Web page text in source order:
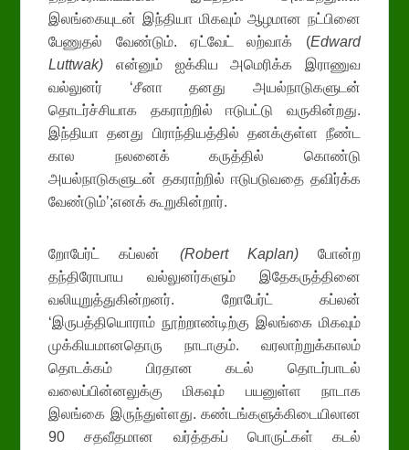
இலங்கையுடன் இந்தியா மிகவும் ஆழமான நட்பினை
பேணுதல் வேண்டும். ஏட்வேட் லற்வாக் (Edward
Luttwak)
என்னும் ஐக்கிய அமெரிக்க இராணுவ
வல்லுனர் ‘சீனா தனது அயல்நாடுகளுடன்
தொடர்ச்சியாக தகராற்றில் ஈடுபட்டு வருகின்றது.
இந்தியா தனது பிராந்தியத்தில் தனக்குள்ள நீண்ட
கால நலனைக் கருத்தில் கொண்டு
அயல்நாடுகளுடன் தகராற்றில் ஈடுபடுவதை தவிர்க்க
வேண்டும்’;எனக் கூறுகின்றார்.
றோபேர்ட் கப்லன் (Robert Kaplan)போன்ற
தந்திரோபாய வல்லுனர்களும் இதேகருத்தினை
வலியுறுத்துகின்றனர். றோபேர்ட் கப்லன்
‘இருபத்தியொராம் நூற்றாண்டிற்கு இலங்கை மிகவும்
முக்கியமானதொரு நாடாகும். வரலாற்றுக்காலம்
தொடக்கம் பிரதான கடல் தொடர்பாடல்
வலைப்பின்னலுக்கு மிகவும் பயனுள்ள நாடாக
இலங்கை இருந்துள்ளது. கண்டங்களுக்கிடையிலான
90 சதவீதமான வர்த்தகப் பொருட்கள் கடல்